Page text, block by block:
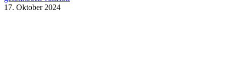
17. Oktober 2024